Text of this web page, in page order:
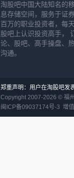
淘股吧中国大陆知名的
息存储空间，服务于证
百万的职业投资者，每
股吧上认识投资高手，
论、股吧、高手操盘、
沟通。
郑重声明：用户在淘股吧发
Copyright 2007-2026 © 福
闽ICP备09037174号-3 增